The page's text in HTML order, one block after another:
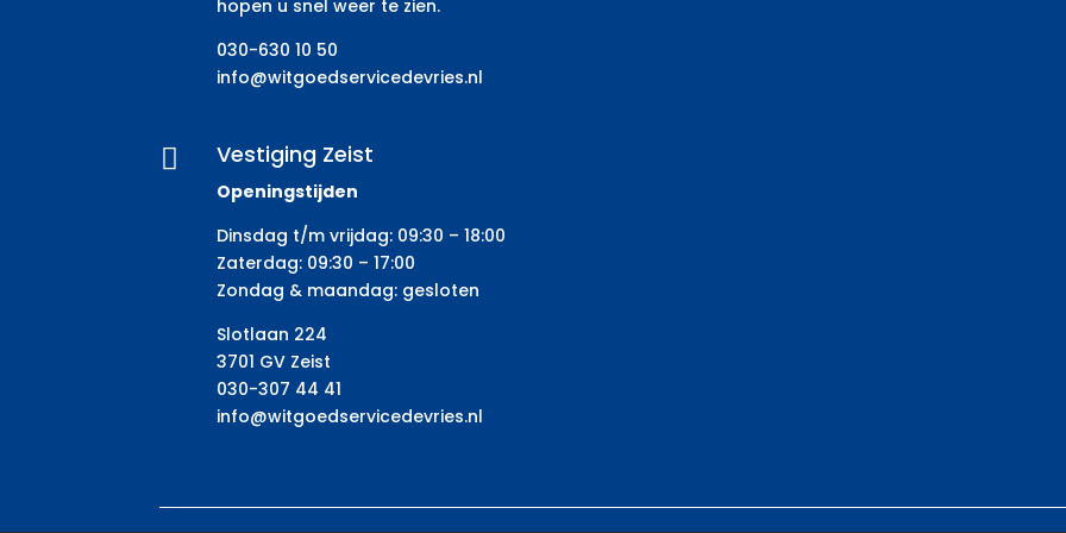
hopen u snel weer te zien.
030-630 10 50
info@witgoedservicedevries.nl
 Vestiging Zeist
Openingstijden
Dinsdag t/m vrijdag: 09:30 – 18:00
Zaterdag: 09:30 – 17:00
Zondag & maandag: gesloten
Slotlaan 224
3701 GV Zeist
030-307 44 41
info@witgoedservicedevries.nl